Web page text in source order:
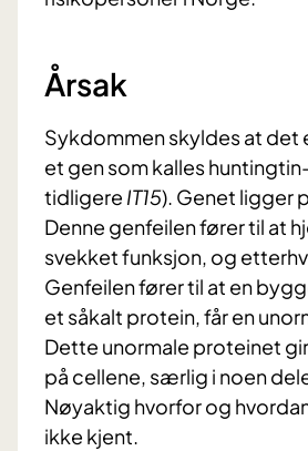
Årsak
Sykdommen skyldes at det
et gen som kalles
tidligere IT15). Genet ligger
Denne genfeilen fører til at
svekket funksjon, og
Genfeilen fører til at en
et såkalt protein, får en
Dette unormale proteinet
på cellene, særlig i noen
Nøyaktig hvorfor og
ikke kjent.